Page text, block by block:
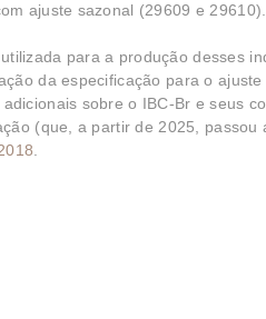
ajuste sazonal (29609 e 29610).
para a produção desses
da especificação para o
sobre o IBC-Br e seus
(que, a partir de 2025,